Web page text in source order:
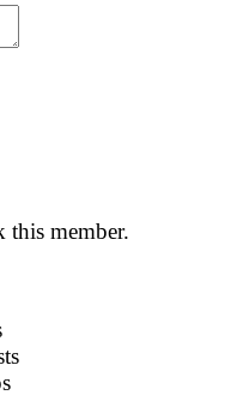
this member.